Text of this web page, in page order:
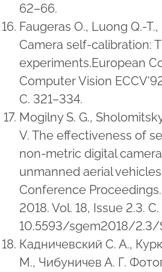
62–66.
Faugeras O., Luong Q.-
Camera self-calibration:
experiments.European
Computer Vision
С. 321–334.
Mogilny S. G.,
V. The effectiveness of
non-metric digital
unmanned aerial
Conference
2018. Vol. 18, Issue 2.3.
10.5593/sgem2018/2.3/
Кадничевский С. А.,
М., Чибуничев А. Г.